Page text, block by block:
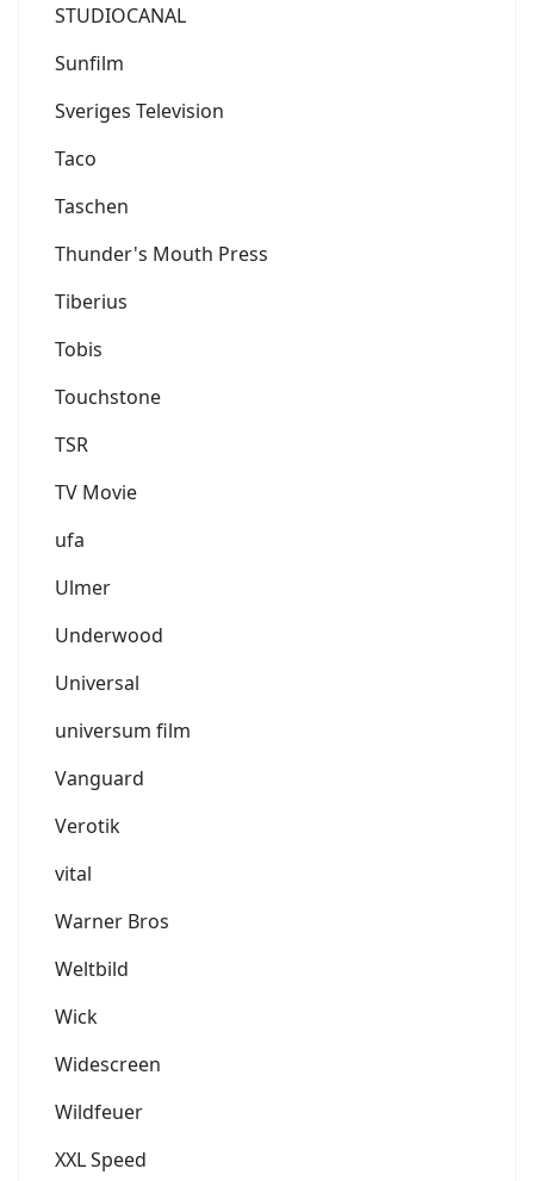
STUDIOCANAL
Sunfilm
Sveriges Television
Taco
Taschen
Thunder's Mouth Press
Tiberius
Tobis
Touchstone
TSR
TV Movie
ufa
Ulmer
Underwood
Universal
universum film
Vanguard
Verotik
vital
Warner Bros
Weltbild
Wick
Widescreen
Wildfeuer
XXL Speed